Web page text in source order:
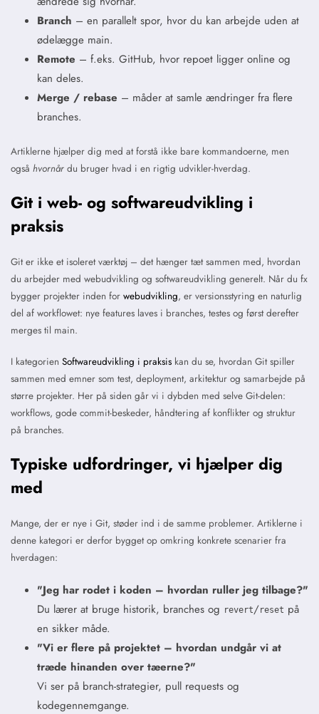
Branch – en parallelt spor, hvor du kan arbejde uden at
ødelægge main.
Remote – f.eks. GitHub, hvor repoet ligger online og
kan deles.
Merge / rebase – måder at samle ændringer fra flere
branches.
Artiklerne hjælper dig med at forstå ikke bare kommandoerne, men
også hvornår du bruger hvad i en rigtig udvikler-hverdag.
Git i web- og softwareudvikling i
praksis
Git er ikke et isoleret værktøj – det hænger tæt sammen med, hvordan
du arbejder med webudvikling og softwareudvikling generelt. Når du fx
bygger projekter inden for webudvikling, er versionsstyring en naturlig
del af workflowet: nye features laves i branches, testes og først derefter
merges til main.
I kategorien Softwareudvikling i praksis kan du se, hvordan Git spiller
sammen med emner som test, deployment, arkitektur og samarbejde på
større projekter. Her på siden går vi i dybden med selve Git-delen:
workflows, gode commit-beskeder, håndtering af konflikter og struktur
på branches.
Typiske udfordringer, vi hjælper dig
med
Mange, der er nye i Git, støder ind i de samme problemer. Artiklerne i
denne kategori er derfor bygget op omkring konkrete scenarier fra
hverdagen:
"Jeg har rodet i koden – hvordan ruller jeg tilbage?"
Du lærer at bruge historik, branches og revert/reset på
en sikker måde.
"Vi er flere på projektet – hvordan undgår vi at
træde hinanden over tæerne?"
Vi ser på branch-strategier, pull requests og
kodegennemgange.